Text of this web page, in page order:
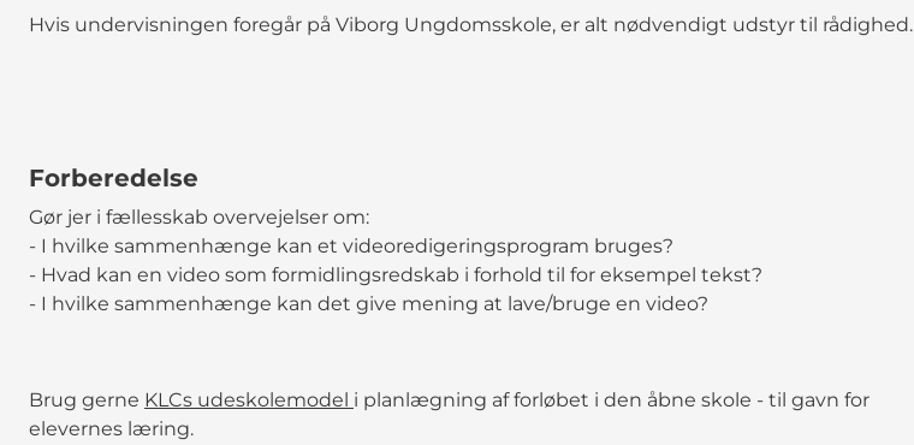
Hvis undervisningen foregår på Viborg Ungdomsskole, er alt nødvendigt udstyr til rådighed.
Forberedelse
Gør jer i fællesskab overvejelser om:
- I hvilke sammenhænge kan et videoredigeringsprogram bruges?
- Hvad kan en video som formidlingsredskab i forhold til for eksempel tekst?
- I hvilke sammenhænge kan det give mening at lave/bruge en video?
Brug gerne KLCs udeskolemodel i planlægning af forløbet i den åbne skole - til gavn for
elevernes læring.